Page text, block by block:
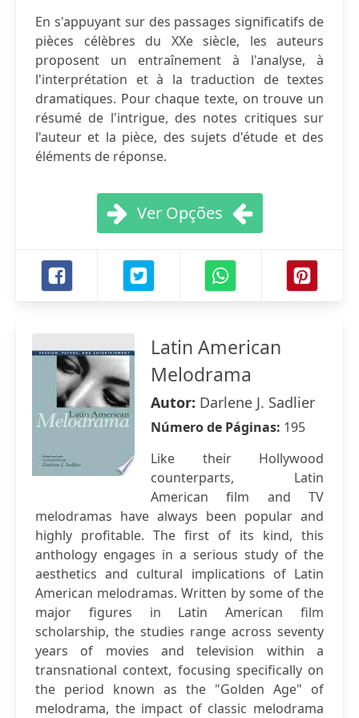
En s'appuyant sur des passages significatifs de
pièces célèbres du XXe siècle, les auteurs
proposent un entraînement à l'analyse, à
l'interprétation et à la traduction de textes
dramatiques. Pour chaque texte, on trouve un
résumé de l'intrigue, des notes critiques sur
l'auteur et la pièce, des sujets d'étude et des
éléments de réponse.
Ver Opções
Latin American
Melodrama
Autor: Darlene J. Sadlier
Número de Páginas: 195
Like their Hollywood
counterparts, Latin
American film and TV
melodramas have always been popular and
highly profitable. The first of its kind, this
anthology engages in a serious study of the
aesthetics and cultural implications of Latin
American melodramas. Written by some of the
major figures in Latin American film
scholarship, the studies range across seventy
years of movies and television within a
transnational context, focusing specifically on
the period known as the "Golden Age" of
melodrama, the impact of classic melodrama